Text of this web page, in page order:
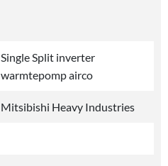
Single Split inverter
warmtepomp airco
Mitsibishi Heavy Industries